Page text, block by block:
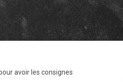
avoir les consignes